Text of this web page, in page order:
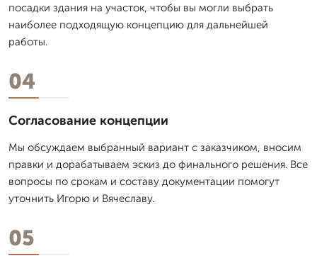
посадки здания на участок, чтобы вы могли выбрать
наиболее подходящую концепцию для дальнейшей
работы.
04
Согласование концепции
Мы обсуждаем выбранный вариант с заказчиком, вносим
правки и дорабатываем эскиз до финального решения. Все
вопросы по срокам и составу документации помогут
уточнить Игорю и Вячеславу.
05